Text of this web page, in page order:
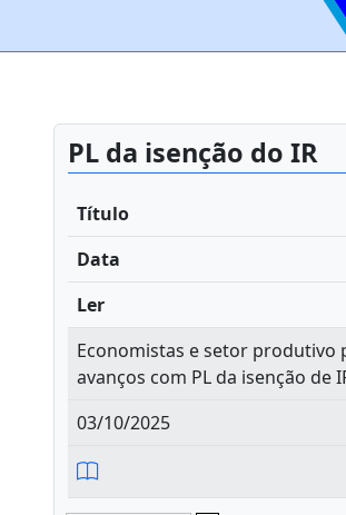
PL da isenção do IR
Título
Data
Ler
Economistas e setor produtivo
avanços com PL da isenção de
03/10/2025